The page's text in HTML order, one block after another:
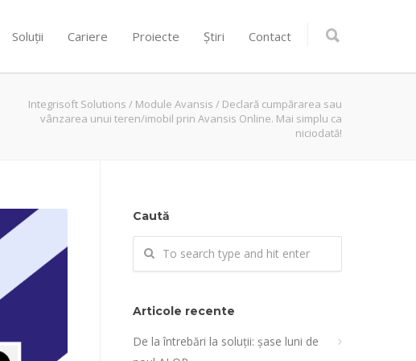
Soluții Cariere Proiecte Știri Contact
Integrisoft Solutions / Module Avansis / Declară cumpărarea sau
vânzarea unui teren/imobil prin Avansis Online. Mai simplu ca
niciodată!
Caută
Articole recente
De la întrebări la soluții: șase luni de